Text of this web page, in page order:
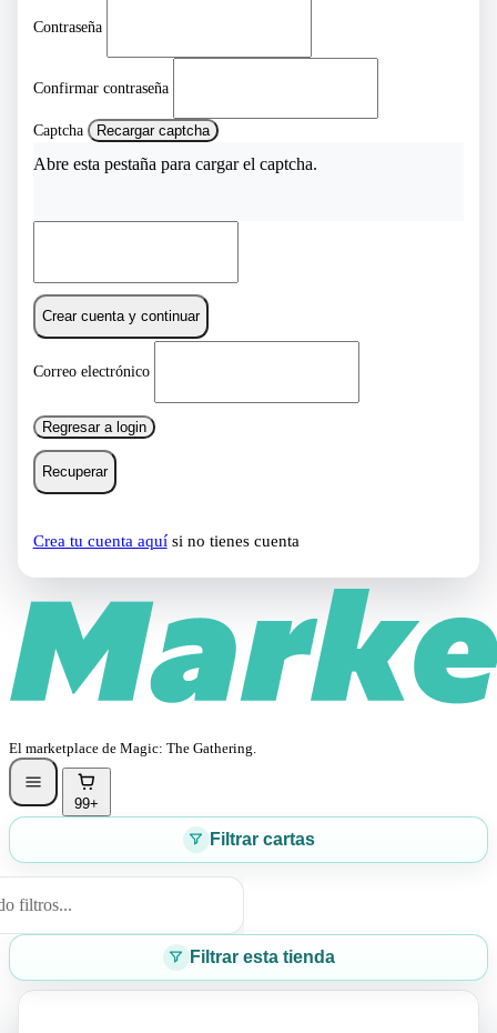
Contraseña
Confirmar contraseña
Captcha Recargar captcha
Abre esta pestaña para cargar el captcha.
Crear cuenta y continuar
Correo electrónico
Regresar a login
Recuperar
Crea tu cuenta aquísi no tienes cuenta
El marketplace de Magic: The Gathering.
99+
Filtrar cartas
filtros...
Filtrar esta tienda